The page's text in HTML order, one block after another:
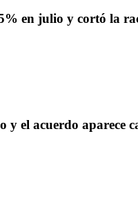
en julio y cortó la
y el acuerdo aparece